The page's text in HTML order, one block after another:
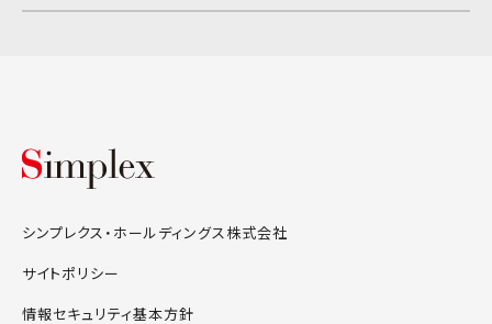
シンプレクス・ホールディングス株式会社
サイトポリシー
情報セキュリティ基本方針